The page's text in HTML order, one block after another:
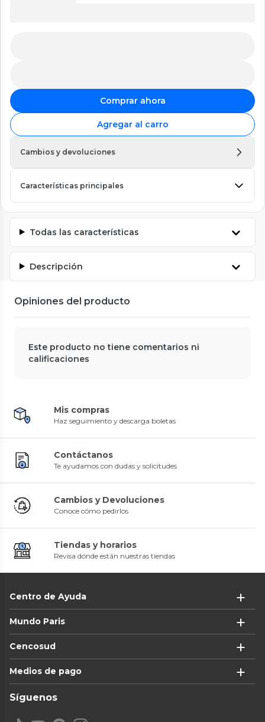
Comprar ahora
Agregar al carro
Cambios y devoluciones
Características principales
Todas las características
Descripción
Opiniones del producto
Este producto no tiene comentarios ni
calificaciones
Mis compras
Haz seguimiento y descarga boletas
Contáctanos
Te ayudamos con dudas y solicitudes
Cambios y Devoluciones
Conoce cómo pedirlos
Tiendas y horarios
Revisa dónde están nuestras tiendas
Centro de Ayuda
Mundo Paris
Cencosud
Medios de pago
Síguenos